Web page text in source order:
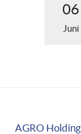
06
Juni
AGRO